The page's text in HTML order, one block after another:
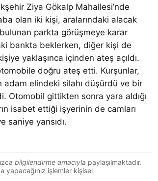
Ziya Gökalp Mahallesi’nde
olan iki kişi, aralarındaki alacak
parkta görüşmeye karar
bankta beklerken, diğer kişi de
yaklaşınca içinden ateş açıldı.
doğru ateş etti. Kurşunlar,
elindeki silahı düşürdü ve bir
Otomobil gittikten sonra yara aldığı
isabet ettiği işyerinin de camları
saniye yansıdı.
bilgilendirme amacıyla paylaşılmaktadır.
yapacağınız işlemler kişisel